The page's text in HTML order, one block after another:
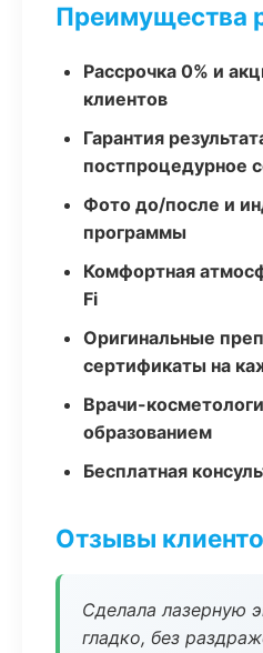
Преимущества
Рассрочка 0% и
клиентов
Гарантия
постпроцедурное
Фото до/после и
программы
Комфортная
Fi
Оригинальные
сертификаты на
Врачи-
образованием
Бесплатная
Отзывы
Сделала лазерную
гладко, без